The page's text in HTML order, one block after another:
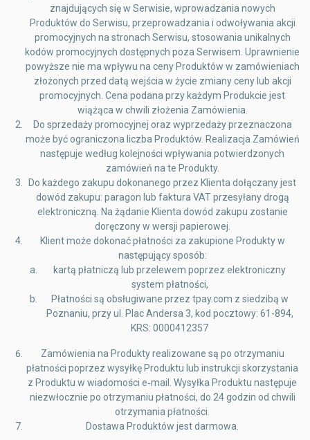
znajdujących się w Serwisie, wprowadzania nowych
Produktów do Serwisu, przeprowadzania i odwoływania akcji
promocyjnych na stronach Serwisu, stosowania unikalnych
kodów promocyjnych dostępnych poza Serwisem. Uprawnienie
powyższe nie ma wpływu na ceny Produktów w zamówieniach
złożonych przed datą wejścia w życie zmiany ceny lub akcji
promocyjnych. Cena podana przy każdym Produkcie jest
wiążąca w chwili złożenia Zamówienia.
Do sprzedaży promocyjnej oraz wyprzedaży przeznaczona
może być ograniczona liczba Produktów. Realizacja Zamówień
następuje według kolejności wpływania potwierdzonych
zamówień na te Produkty.
Do każdego zakupu dokonanego przez Klienta dołączany jest
dowód zakupu: paragon lub faktura VAT przesyłany drogą
elektroniczną. Na żądanie Klienta dowód zakupu zostanie
doręczony w wersji papierowej.
Klient może dokonać płatności za zakupione Produkty w
następujący sposób:
kartą płatniczą lub przelewem poprzez elektroniczny
system płatności,
Płatności są obsługiwane przez tpay.com z siedzibą w
Poznaniu, przy ul. Plac Andersa 3, kod pocztowy: 61-894,
KRS: 0000412357
Zamówienia na Produkty realizowane są po otrzymaniu
płatności poprzez wysyłkę Produktu lub instrukcji skorzystania
z Produktu w wiadomości e‑mail. Wysyłka Produktu następuje
niezwłocznie po otrzymaniu płatności, do 24 godzin od chwili
otrzymania płatności.
Dostawa Produktów jest darmowa.